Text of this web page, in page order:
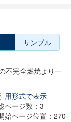
サンプル
不完全燃焼より一
用形式で表示
ページ数：3
始ページ位置：270